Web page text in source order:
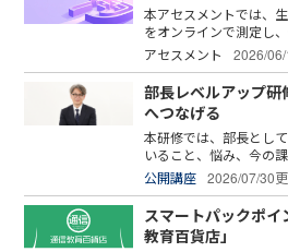
本アセスメントでは、
をオンラインで測定し
アセスメント
2026/
部長レベルアップ
へつなげる
本研修では、部長とし
いること、悩み、今の
公開講座 2026/07/30
スマートパックポ
教育百貨店」